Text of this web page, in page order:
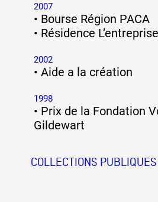
2007
• Bourse Région PACA
• Résidence
2002
• Aide a la création
1998
• Prix de la Fondation
Gildewart
COLLECTIONS